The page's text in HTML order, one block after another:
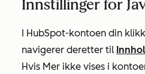
Innstillinger for
I HubSpot-kontoen din
navigerer deretter til
Hvis Mer ikke vises i